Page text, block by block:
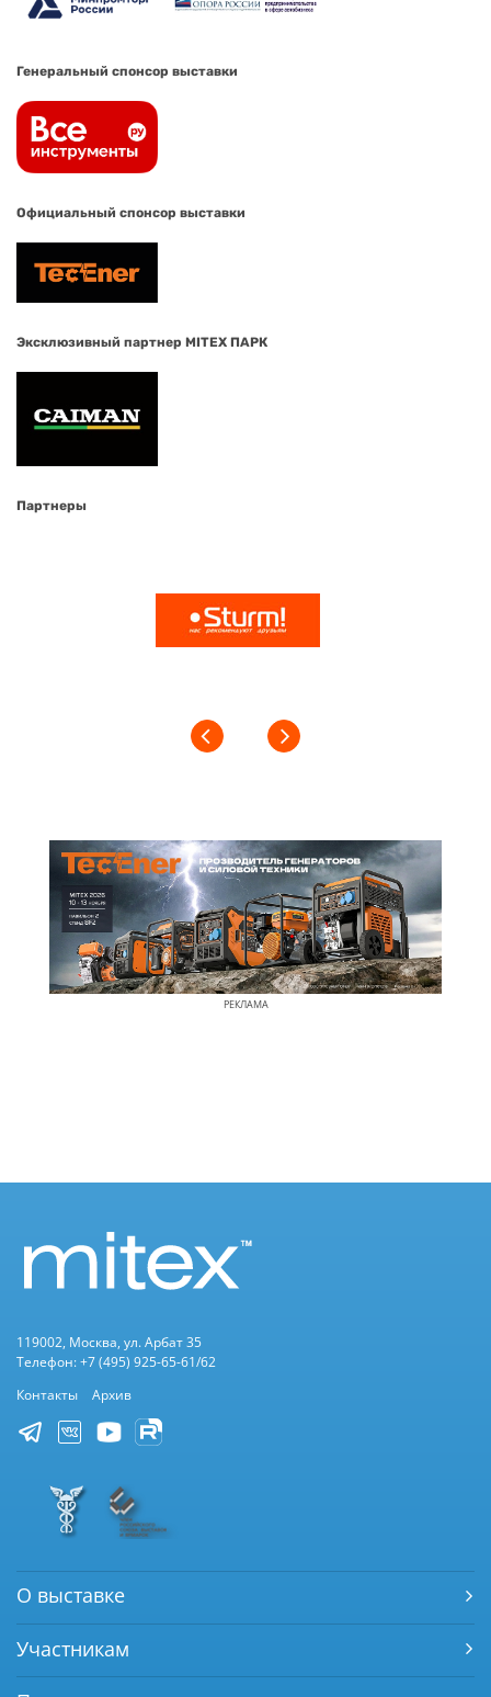
Генеральный спонсор выставки
Официальный спонсор выставки
Эксклюзивный партнер MITEX ПАРК
Партнеры
РЕКЛАМА
119002, Москва, ул. Арбат 35
Телефон: +7 (495) 925-65-61/62
Контакты
Архив
О выставке
Участникам